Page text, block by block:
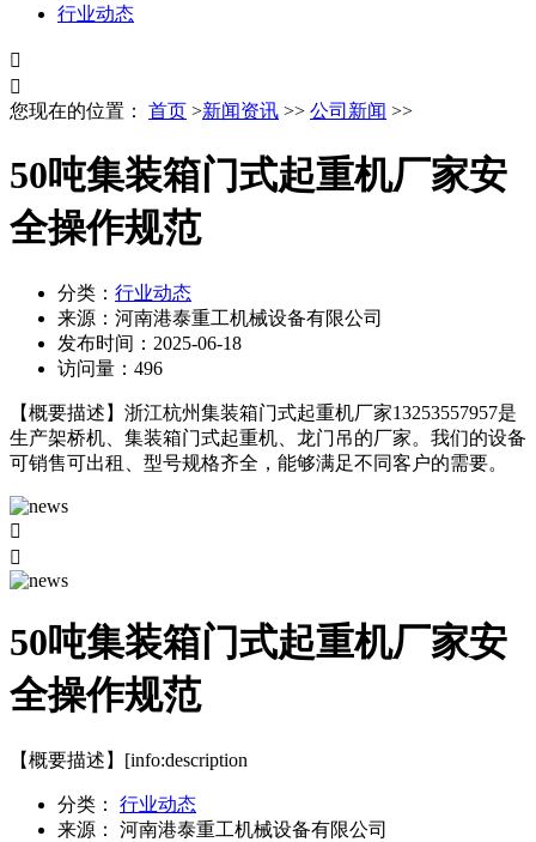
行业动态


您现在的位置： 首页 >新闻资讯 >> 公司新闻 >>
50吨集装箱门式起重机厂家安
全操作规范
分类： 行业动态
来源： 河南港泰重工机械设备有限公司
发布时间： 2025-06-18
访问量： 496
【概要描述】 浙江杭州集装箱门式起重机厂家13253557957是
生产架桥机、集装箱门式起重机、龙门吊的厂家。我们的设备
可销售可出租、型号规格齐全，能够满足不同客户的需要。


50吨集装箱门式起重机厂家安
全操作规范
【概要描述】 [info:description
分类：
行业动态
来源：
河南港泰重工机械设备有限公司